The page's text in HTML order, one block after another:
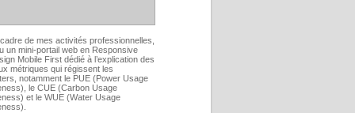
de mes activités professionnelles,
un mini-portail web en Responsive
Mobile First dédié à l’explication des
métriques qui régissent les
notamment le PUE (Power Usage
le CUE (Carbon Usage
et le WUE (Water Usage